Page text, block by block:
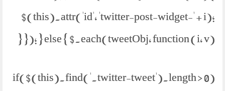
$(this).attr('id', 'twitter-post-widget-' + i);
}); } else { $.each(tweetObj, function (i, v) {
if($(this).find('.twitter-tweet').length > 0)